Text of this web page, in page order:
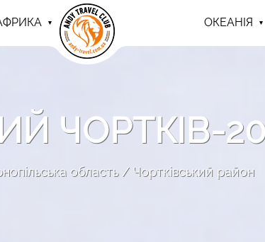
ОКЕАНІЯ
ЧОРТКІВ-
область Чортківський район